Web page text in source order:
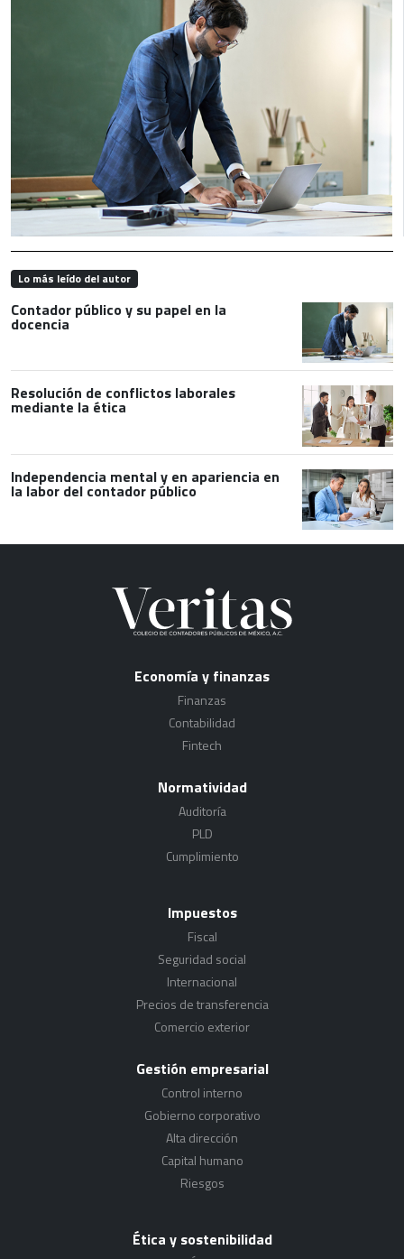
Lo más leído del autor
Contador público y su papel en la
docencia
Resolución de conflictos laborales
mediante la ética
Independencia mental y en apariencia en
la labor del contador público
Economía y finanzas
Finanzas
Contabilidad
Fintech
Normatividad
Auditoría
PLD
Cumplimiento
Impuestos
Fiscal
Seguridad social
Internacional
Precios de transferencia
Comercio exterior
Gestión empresarial
Control interno
Gobierno corporativo
Alta dirección
Capital humano
Riesgos
Ética y sostenibilidad